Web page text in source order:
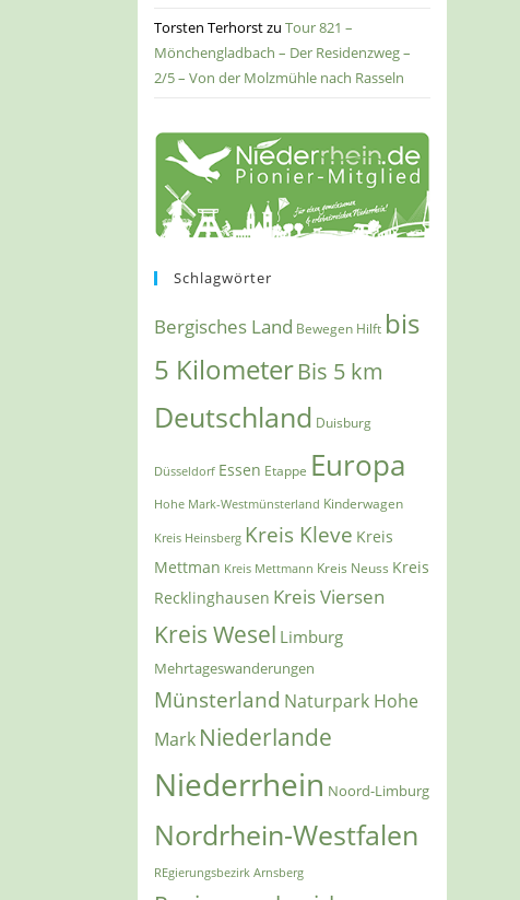
Torsten TerhorstzuTour 821 –
Mönchengladbach – Der Residenzweg –
2/5 – Von der Molzmühle nach Rasseln
Schlagwörter
Bergisches Land Bewegen Hilft bis
5 KilometerBis 5 km
Deutschland Duisburg
Düsseldorf Essen Etappe Europa
Hohe Mark-Westmünsterland Kinderwagen
Kreis Heinsberg Kreis Kleve Kreis
Mettman Kreis Mettmann Kreis Neuss Kreis
Recklinghausen Kreis Viersen
Kreis Wesel Limburg
Mehrtageswanderungen
Münsterland Naturpark Hohe
Mark Niederlande
Niederrhein Noord-Limburg
Nordrhein-Westfalen
REgierungsbezirk Arnsberg